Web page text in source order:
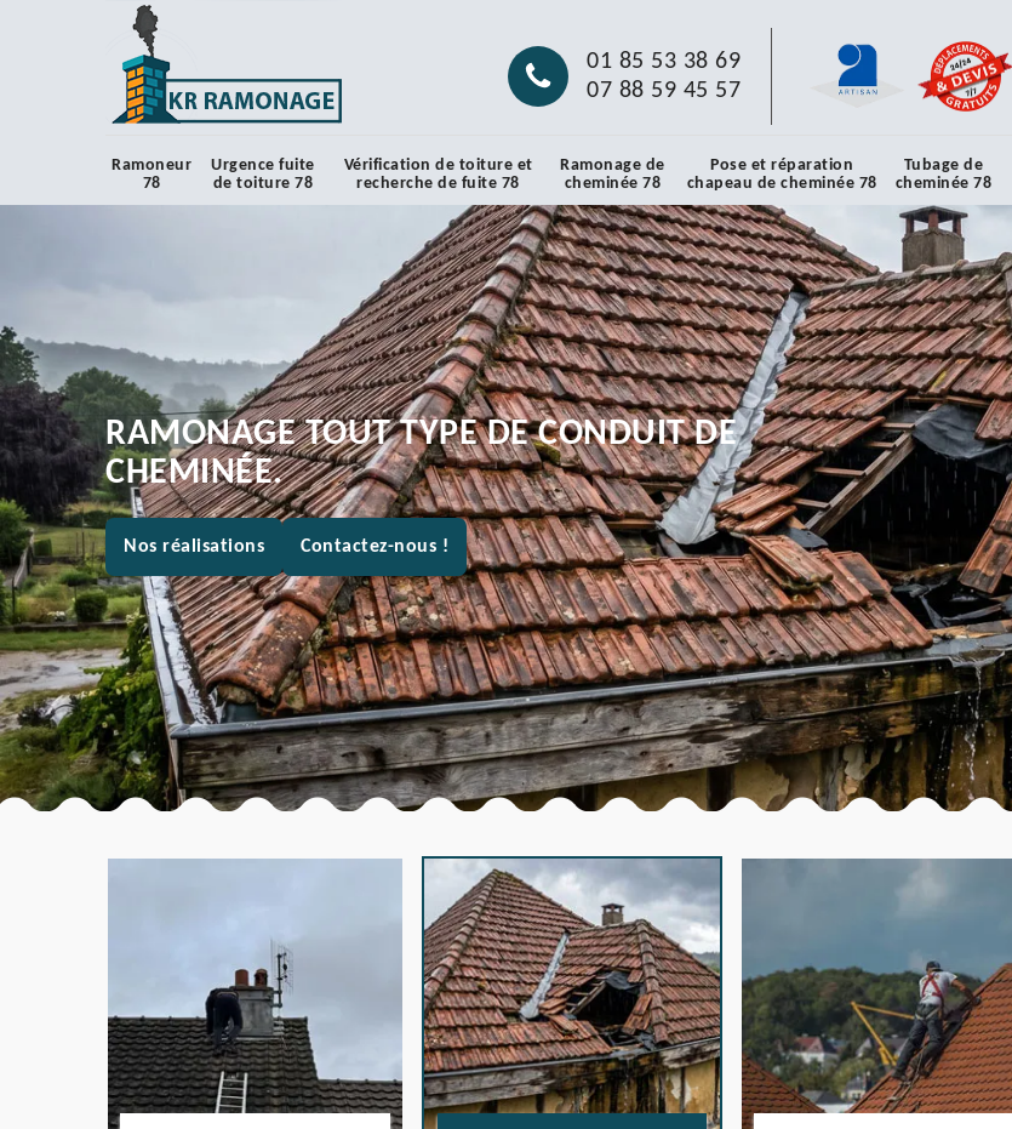
01 85 53 38 69
07 88 59 45 57
Ramoneur
78
Urgence fuite
de toiture 78
Vérification de toiture et
recherche de fuite 78
Ramonage de
cheminée 78
Pose et réparation
chapeau de cheminée 78
Tubage de
cheminée 78
RAMONAGE TOUT TYPE DE CONDUIT DE
CHEMINÉE.
Nos réalisations Contactez-nous !